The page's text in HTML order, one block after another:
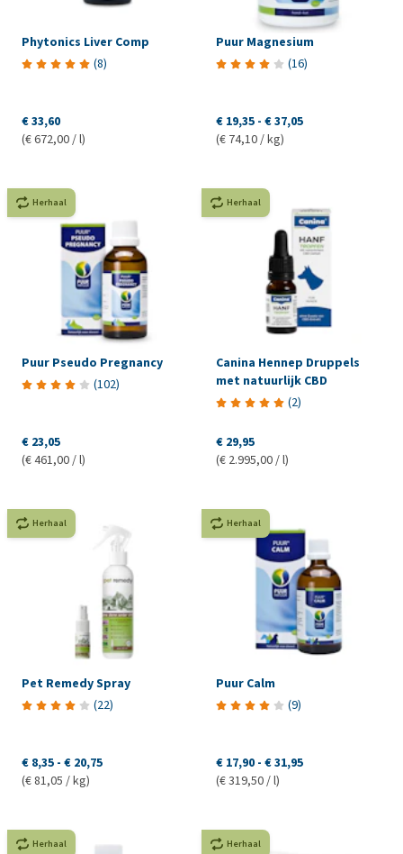
Phytonics Liver Comp
(8)
€ 33,60
(€ 672,00 / l)
Puur Magnesium
(16)
€ 19,35 - € 37,05
(€ 74,10 / kg)
Herhaal
Puur Pseudo Pregnancy
(102)
€ 23,05
(€ 461,00 / l)
Herhaal
Canina Hennep Druppels
met natuurlijk CBD
(2)
€ 29,95
(€ 2.995,00 / l)
Herhaal
Pet Remedy Spray
(22)
€ 8,35 - € 20,75
(€ 81,05 / kg)
Herhaal
Puur Calm
(9)
€ 17,90 - € 31,95
(€ 319,50 / l)
Herhaal Herhaal